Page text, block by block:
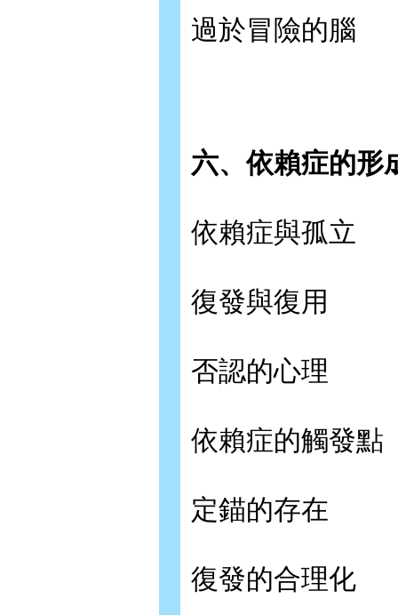
過於冒險的腦
六、依賴症的形
依賴症與孤立
復發與復用
否認的心理
依賴症的觸發點
定錨的存在
復發的合理化